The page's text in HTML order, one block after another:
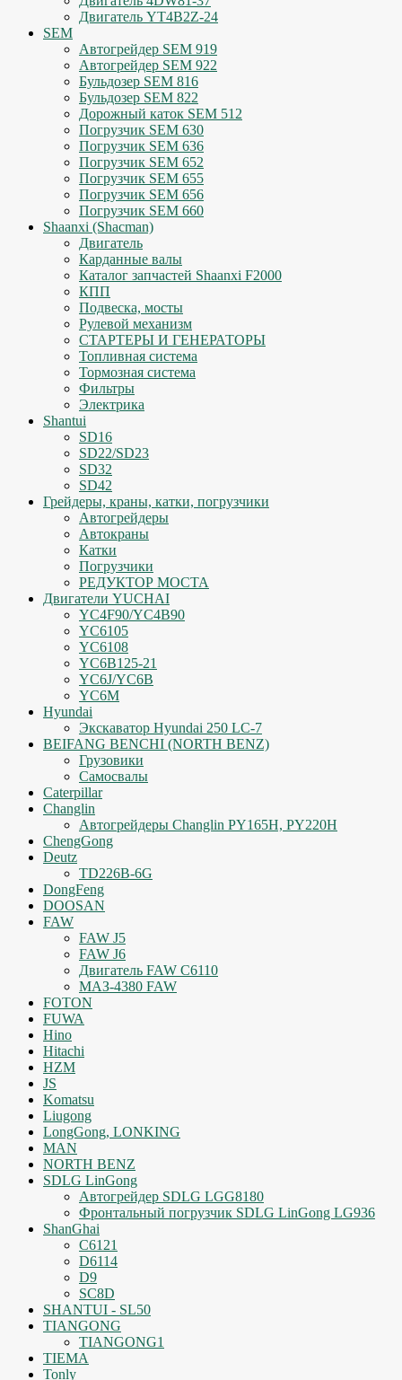
Двигатель YT4B2Z-24
SEM
Автогрейдер SEM 919
Автогрейдер SEM 922
Бульдозер SEM 816
Бульдозер SEM 822
Дорожный каток SEM 512
Погрузчик SEM 630
Погрузчик SEM 636
Погрузчик SEM 652
Погрузчик SEM 655
Погрузчик SEM 656
Погрузчик SEM 660
Shaanxi (Shacman)
Двигатель
Карданные валы
Каталог запчастей Shaanxi F2000
КПП
Подвеска, мосты
Рулевой механизм
СТАРТЕРЫ И ГЕНЕРАТОРЫ
Топливная система
Тормозная система
Фильтры
Электрика
Shantui
SD16
SD22/SD23
SD32
SD42
Грейдеры, краны, катки, погрузчики
Автогрейдеры
Автокраны
Катки
Погрузчики
РЕДУКТОР МОСТА
Двигатели YUCHAI
YC4F90/YC4B90
YC6105
YC6108
YC6B125-21
YC6J/YC6B
YC6M
Hyundai
Экскаватор Hyundai 250 LC-7
BEIFANG BENCHI (NORTH BENZ)
Грузовики
Самосвалы
Caterpillar
Changlin
Автогрейдеры Changlin PY165H, PY220H
ChengGong
Deutz
TD226B-6G
DongFeng
DOOSAN
FAW
FAW J5
FAW J6
Двигатель FAW C6110
МАЗ-4380 FAW
FOTON
FUWA
Hino
Hitachi
HZM
JS
Komatsu
Liugong
LongGong, LONKING
MAN
NORTH BENZ
SDLG LinGong
Автогрейдер SDLG LGG8180
Фронтальный погрузчик SDLG LinGong LG936
ShanGhai
C6121
D6114
D9
SC8D
SHANTUI - SL50
TIANGONG
TIANGONG1
TIEMA
Tonly